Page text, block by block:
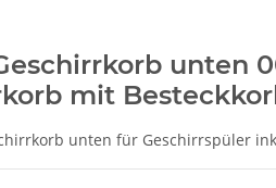
unten
mit
unten für Geschirrspüler